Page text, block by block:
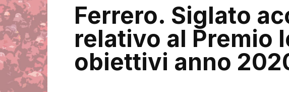
Ferrero. Siglato
relativo al Premio
obiettivi anno